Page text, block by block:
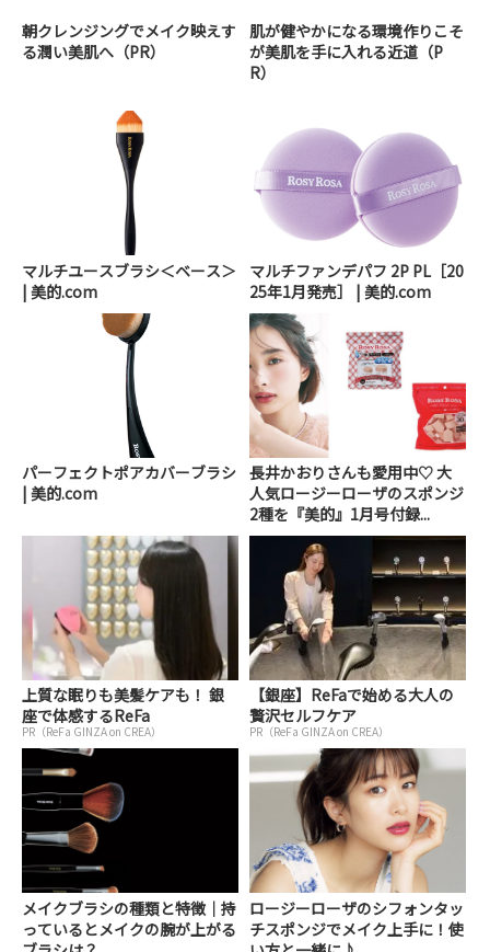
朝クレンジングでメイク映えす
る潤い美肌へ（PR）
肌が健やかになる環境作りこそ
が美肌を手に入れる近道（P
R）
マルチユースブラシ＜ベース＞
| 美的.com
マルチファンデパフ 2P PL［20
25年1月発売］ | 美的.com
パーフェクトポアカバーブラシ
| 美的.com
長井かおりさんも愛用中♡ 大
人気ロージーローザのスポンジ
2種を『美的』1月号付録...
上質な眠りも美髪ケアも！ 銀
座で体感するReFa
PR（ReFa GINZA on CREA）
【銀座】ReFaで始める大人の
贅沢セルフケア
PR（ReFa GINZA on CREA）
メイクブラシの種類と特徴｜持
っているとメイクの腕が上がる
ロージーローザのシフォンタッ
チスポンジでメイク上手に！使